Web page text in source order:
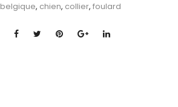
belgique, chien, collier, foulard